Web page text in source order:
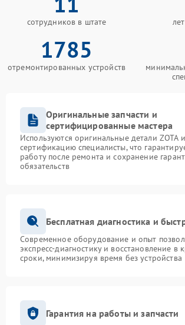
сотрудников в штате
1785
отремонтированных устройств
Оригинальные запчасти и
сертифицированные мастера
Используются оригинальные детали
сертификацию специалисты, что
работу после ремонта и сохранение
обязательств
Бесплатная диагностика и
Современное оборудование и опыт
экспресс-диагностику и восстановление в
сроки, минимизируя время без устройства
Гарантия на работы и запчасти